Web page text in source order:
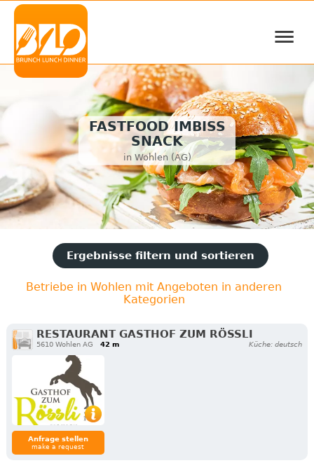
≡
FASTFOOD IMBISS
SNACK
in Wohlen (AG)
Ergebnisse filtern und sortieren
Betriebe in Wohlen mit Angeboten in anderen
Kategorien
RESTAURANT GASTHOF ZUM RÖSSLI
5610 Wohlen AG 42 m Küche: deutsch
Anfrage stellen
make a request